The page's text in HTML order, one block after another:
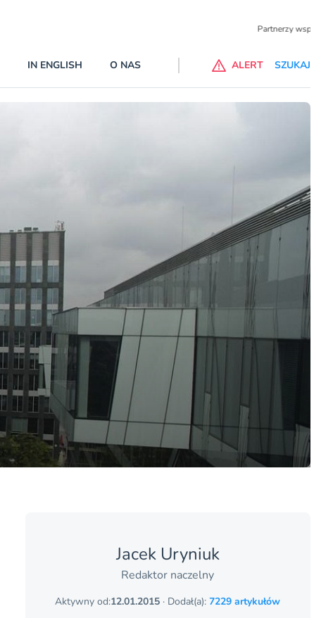
Partnerzy wspierający
IN ENGLISH O NAS ALERT SZUKAJ
Jacek Uryniuk
Redaktor naczelny
Aktywny od:12.01.2015 · Dodał(a):7229 artykułów